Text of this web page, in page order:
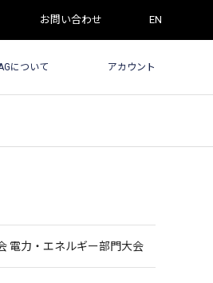
お問い合わせ EN
について アカウント
電力・エネルギー部門大会